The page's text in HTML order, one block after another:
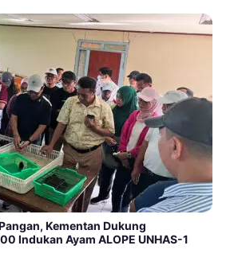
Kementan Dukung
Indukan Ayam ALOPE UNHAS-1